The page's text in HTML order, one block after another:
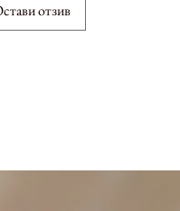
отзив